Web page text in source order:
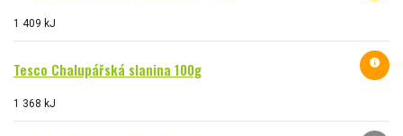
1 409 kJ
Tesco Chalupářská slanina 100g
1 368 kJ
info